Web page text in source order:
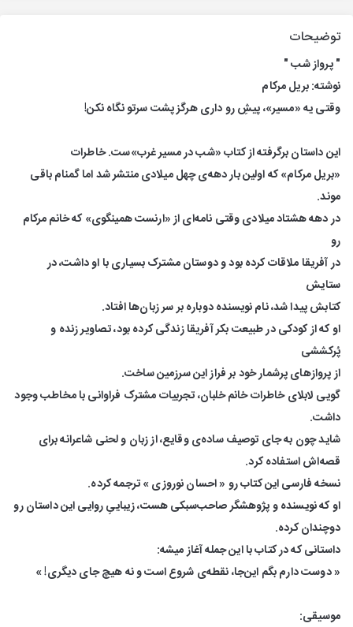
توضیحات
" پرواز شب "
نوشته: بریل مرکام
وقتی یه «مسیر»، پیشِ رو داری هرگز پشت سرتو نگاه نکن!
این داستان برگرفته از کتاب «شب در مسیر غرب»ست. خاطرات
«بریل مرکام» که اولین بار دهه‌ی چهل میلادی منتشر شد اما گمنام باقی
موند.
در دهه هشتاد میلادی وقتی نامه‌ای از «ارنست همینگوی» که خانم مرکام
رو
در آفریقا ملاقات کرده بود و دوستان مشترک بسیاری با او داشت، در
ستایش
کتابش پیدا شد، نام نویسنده دوباره بر سر زبان‌ها افتاد.
او که از کودکی در طبیعت بکر آفریقا زندگی کرده بود، تصاویر زنده و
پُرکششی
از پروازهای پرشمار خود بر فراز این سرزمین ساخت.
گویی لابلای خاطرات خانم خلبان، تجربیات مشترک فراوانی با مخاطب وجود
داشت.
شاید چون به جای توصیف ساده‌ی وقایع، از زبان و لحنی شاعرانه برای
قصه‌اش استفاده کرد.
نسخه فارسی این کتاب رو « احسان نوروزی » ترجمه کرده.
او که نویسنده و پژوهشگر صاحب‌سبکی هست، زیباییِ روایی این داستان رو
دوچندان کرده.
داستانی که در کتاب با این جمله آغاز میشه:
« دوست دارم بگم این‌جا، نقطه‌ی شروع است و نه هیچ جای دیگری! »
موسیقی: